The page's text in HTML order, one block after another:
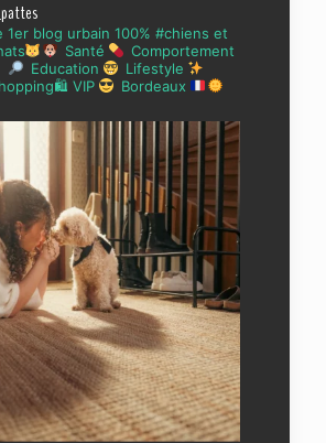
1er blog urbain 100% #chiens et
Santé
Comportement
Education
Lifestyle
VIP
Bordeaux